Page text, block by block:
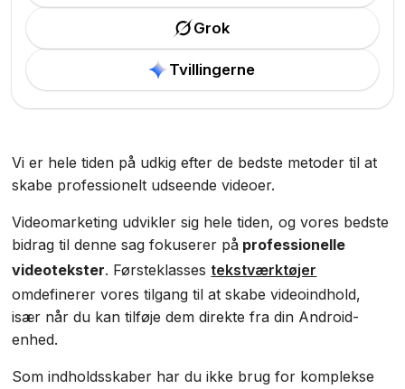
Grok
Tvillingerne
Vi er hele tiden på udkig efter de bedste metoder til at
skabe professionelt udseende videoer.
Videomarketing udvikler sig hele tiden, og vores bedste
bidrag til denne sag fokuserer på professionelle
videotekster. Førsteklasses tekstværktøjer
omdefinerer vores tilgang til at skabe videoindhold,
især når du kan tilføje dem direkte fra din Android-
enhed.
Som indholdsskaber har du ikke brug for komplekse